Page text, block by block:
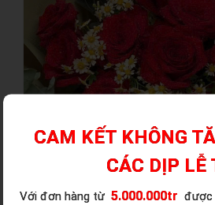
CAM KẾT KHÔNG
CÁC DỊP LỄ
Với đơn hàng từ 5.000.000tr được